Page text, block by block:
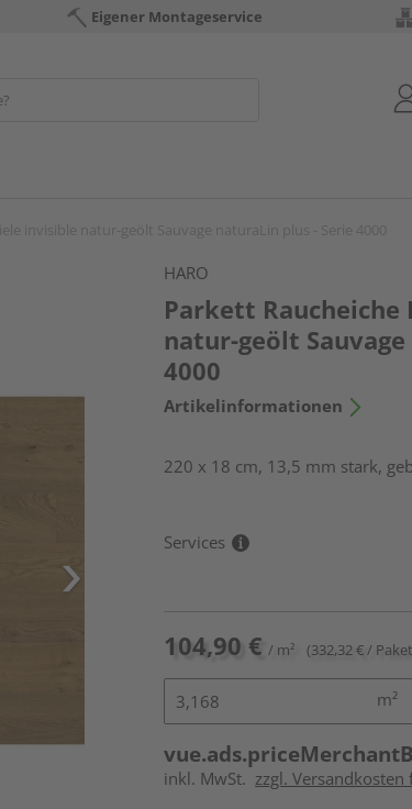
Eigener Montageservice
HARO
Parkett
natur-geölt
4000
Artikelinformationen
220 x 18 cm, 13,5 mm stark,
Services
104,90 € / m² (332,32 € /
m²
inkl. MwSt. zzgl. Versandkosten